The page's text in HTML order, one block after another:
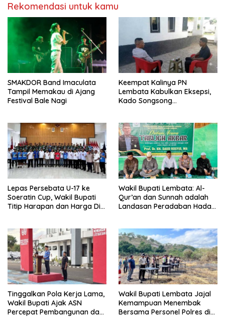
Rekomendasi untuk kamu
SMAKDOR Band Imaculata
Tampil Memakau di Ajang
Festival Bale Nagi
Keempat Kalinya PN
Lembata Kabulkan Eksepsi,
Kado Songsong
Lepas Persebata U-17 ke
Soeratin Cup, Wakil Bupati
Titip Harapan dan Harga Diri
Wakil Bupati Lembata: Al-
Qur’an dan Sunnah adalah
Landasan Peradaban Hadapi
Tinggalkan Pola Kerja Lama,
Wakil Bupati Ajak ASN
Percepat Pembangunan dan
Wakil Bupati Lembata Jajal
Kemampuan Menembak
Bersama Personel Polres di